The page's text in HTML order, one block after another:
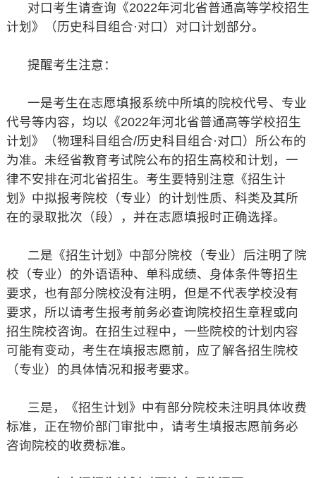
对口考生请查询《2022年河北省普通高等学校招生
计划》（历史科目组合·对口）对口计划部分。
提醒考生注意：
一是考生在志愿填报系统中所填的院校代号、专业
代号等内容，均以《2022年河北省普通高等学校招生
计划》（物理科目组合/历史科目组合·对口）所公布的
为准。未经省教育考试院公布的招生高校和计划，一
律不安排在河北省招生。考生要特别注意《招生计
划》中拟报考院校（专业）的计划性质、科类及其所
在的录取批次（段），并在志愿填报时正确选择。
二是《招生计划》中部分院校（专业）后注明了院
校（专业）的外语语种、单科成绩、身体条件等招生
要求，也有部分院校没有注明，但是不代表学校没有
要求，所以请考生报考前务必查询院校招生章程或向
招生院校咨询。在招生过程中，一些院校的计划内容
可能有变动，考生在填报志愿前，应了解各招生院校
（专业）的具体情况和报考要求。
三是，《招生计划》中有部分院校未注明具体收费
标准，正在物价部门审批中，请考生填报志愿前务必
咨询院校的收费标准。